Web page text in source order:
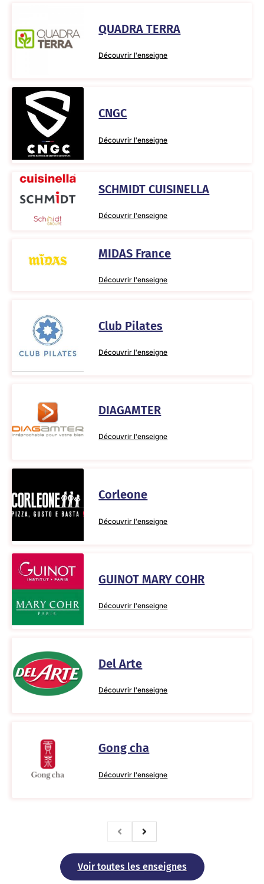
QUADRA TERRA
Découvrir l'enseigne
CNGC
Découvrir l'enseigne
SCHMIDT CUISINELLA
Découvrir l'enseigne
MIDAS France
Découvrir l'enseigne
Club Pilates
Découvrir l'enseigne
DIAGAMTER
Découvrir l'enseigne
Corleone
Découvrir l'enseigne
GUINOT MARY COHR
Découvrir l'enseigne
Del Arte
Découvrir l'enseigne
Gong cha
Découvrir l'enseigne
Voir toutes les enseignes